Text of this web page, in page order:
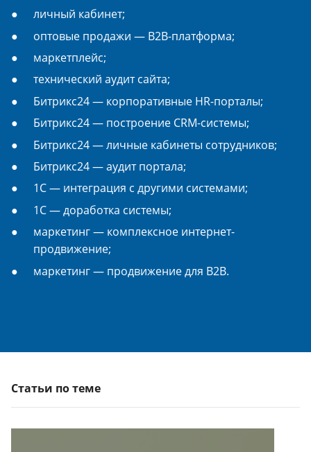
личный кабинет;
оптовые продажи — B2B-платформа;
маркетплейс;
технический аудит сайта;
Битрикс24 — корпоративные HR-порталы;
Битрикс24 — построение CRM-системы;
Битрикс24 — личные кабинеты сотрудников;
Битрикс24 — аудит портала;
1С — интеграция с другими системами;
1С — доработка системы;
маркетинг — комплексное интернет-
продвижение;
маркетинг — продвижение для B2B.
Статьи по теме